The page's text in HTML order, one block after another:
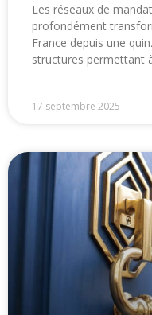
Les réseaux de
profondément
France depuis une
structures permettant
17 septembre 2025